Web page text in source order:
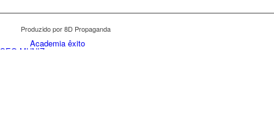
Produzido por 8D Propaganda
SEO MUNIZ
Academia êxito